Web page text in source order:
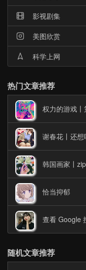
影视剧集
美图欣赏
科学上网
热门文章推荐
权力的游戏
谢春花丨还
韩国画家丨
恰当抑郁
查看 Google
随机文章推荐